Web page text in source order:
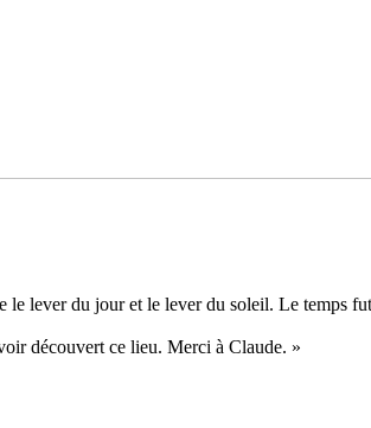
le lever du jour et le lever du soleil. Le temps
décou­vert ce lieu. Merci à Claude. »